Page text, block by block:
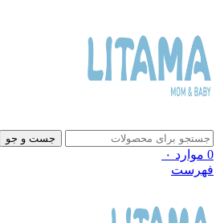
جست و جو
0 موارد ۰
فهرست